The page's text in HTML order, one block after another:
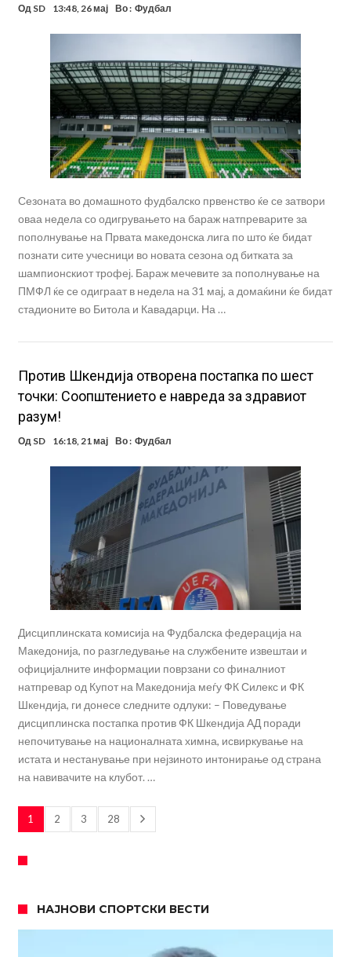
Од SD 13:48, 26 мај Во : Фудбал
Сезоната во домашното фудбалско првенство ќе се затвори
оваа недела со одигрувањето на бараж натпреварите за
пополнување на Првата македонска лига по што ќе бидат
познати сите учесници во новата сезона од битката за
шампионскиот трофеј. Бараж мечевите за пополнување на
ПМФЛ ќе се одиграат в недела на 31 мај, а домаќини ќе бидат
стадионите во Битола и Кавадарци. На …
Против Шкендија отворена постапка по шест
точки: Соопштението е навреда за здравиот
разум!
Од SD 16:18, 21 мај Во : Фудбал
Дисциплинската комисија на Фудбалска федерација на
Македонија, по разгледување на службените извештаи и
официјалните информации поврзани со финалниот
натпревар од Купот на Македонија меѓу ФК Силекс и ФК
Шкендија, ги донесе следните одлуки: – Поведување
дисциплинска постапка против ФК Шкендија АД поради
непочитување на националната химна, исвиркување на
истата и нестанување при нејзиното интонирање од страна
на навивачите на клубот. …
1 2 3 28
НАЈНОВИ СПОРТСКИ ВЕСТИ